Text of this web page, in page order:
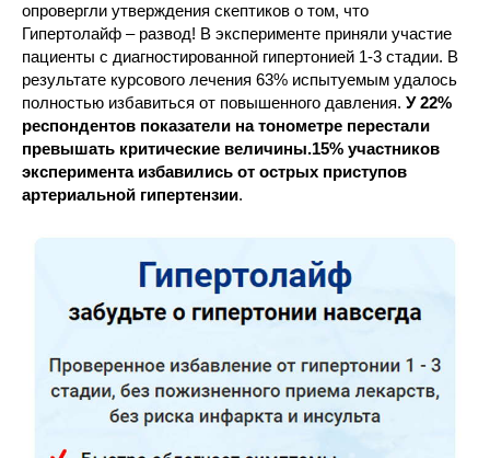
опровергли утверждения скептиков о том, что
Гипертолайф – развод! В эксперименте приняли участие
пациенты с диагностированной гипертонией 1-3 стадии. В
результате курсового лечения 63% испытуемым удалось
полностью избавиться от повышенного давления. У 22%
респондентов показатели на тонометре перестали
превышать критические величины.15% участников
эксперимента избавились от острых приступов
артериальной гипертензии.